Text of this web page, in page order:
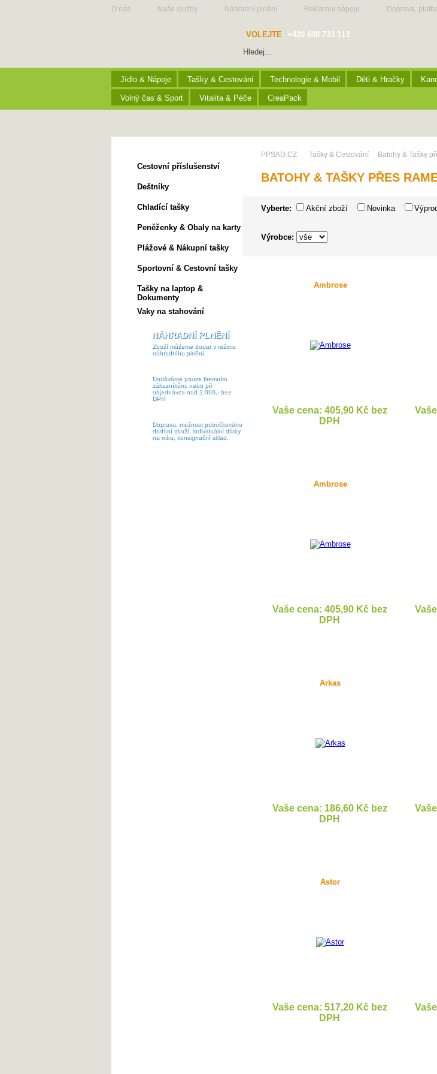
O nás Naše služby Náhradní plnění Reklamní nápoje Doprava,
VOLEJTE +420 608 733 113
Jídlo & Nápoje Tašky & Cestování Technologie & Mobil Děti & Hračky
Volný čas & Sport Vitalita & Péče CreaPack
Cestovní příslušenství
Deštníky
Chladící tašky
Peněženky & Obaly na karty
Plážové & Nákupní tašky
Sportovní & Cestovní tašky
Tašky na laptop &
Dokumenty
Vaky na stahování
NÁHRADNÍ PLNĚNÍ
Zboží můžeme dodat v režimu
náhradního plnění.
Dodáváme pouze firemním
zákazníkům, nebo při
objednávce nad 2.000,- bez
DPH
Doprava, možnost pobočkového
dodání zboží, individuální dárky
na míru, konsignační sklad.
PPSAD.CZ Tašky & Cestování Batohy & Tašky
BATOHY & TAŠKY PŘES
Vyberte: Akční zboží Novinka
Výrobce:
Ambrose
Vaše cena: 405,90 Kč bez
DPH
Ambrose
Vaše cena: 405,90 Kč bez
DPH
Arkas
Vaše cena: 186,60 Kč bez
DPH
Astor
Vaše cena: 517,20 Kč bez
DPH